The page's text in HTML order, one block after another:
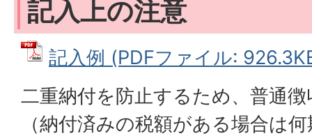
記入上の注意
記入例 (PDFファイル:
二重納付を防止するため、普通
（納付済みの税額がある場合は